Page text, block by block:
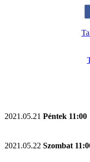
2021.05.21 Péntek 11:00
2021.05.22 Szombat